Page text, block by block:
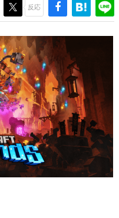
た作家さんに取材し、ゲームが
業史
ける主要なトピック・タイト
へのインタビューや識者による
が一望できる決定版！
クリエイターの青春〜
で知られるマンガ家・田中圭
ポートマンガです。
？
ゲームの魅力を画面や操作の
ていく、硬派で骨太な評論連載
反応